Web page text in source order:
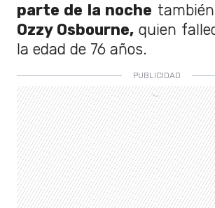
parte de la noche
Ozzy Osbourne, quien
la edad de 76 años.